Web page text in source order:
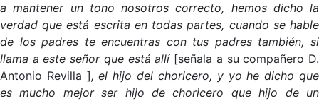
a mantener un tono nosotros correcto, hemos dicho la
verdad que está escrita en todas partes, cuando se hable
de los padres te encuentras con tus padres también, si
llama a este señor que está allí[señala a su compañero D.
Antonio Revilla ], el hijo del choricero, y yo he dicho que
es mucho mejor ser hijo de choricero que hijo de un